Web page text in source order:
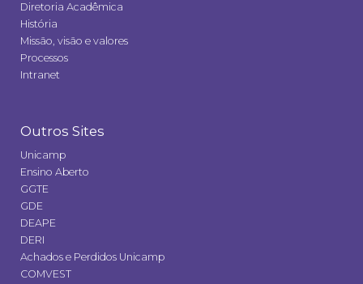
Diretoria Acadêmica
História
Missão, visão e valores
Processos
Intranet
Outros Sites
Unicamp
Ensino Aberto
GGTE
GDE
DEAPE
DERI
Achados e Perdidos Unicamp
COMVEST